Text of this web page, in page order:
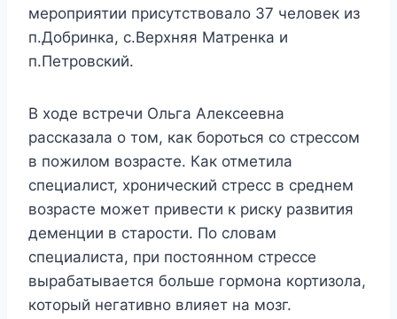
мероприятии присутствовало 37 человек из
п.Добринка, с.Верхняя Матренка и
п.Петровский.
В ходе встречи Ольга Алексеевна
рассказала о том, как бороться со стрессом
в пожилом возрасте. Как отметила
специалист, хронический стресс в среднем
возрасте может привести к риску развития
деменции в старости. По словам
специалиста, при постоянном стрессе
вырабатывается больше гормона кортизола,
который негативно влияет на мозг.